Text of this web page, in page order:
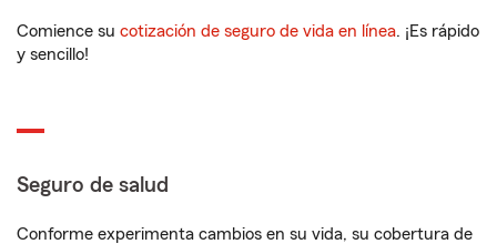
Comience su cotización de seguro de vida en línea. ¡Es rápido
y sencillo!
Seguro de salud
Conforme experimenta cambios en su vida, su cobertura de